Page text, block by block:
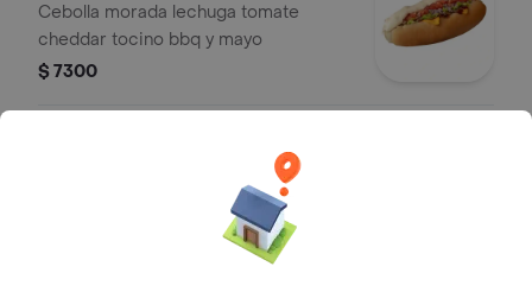
Cebolla morada lechuga tomate
cheddar tocino bbq y mayo
$ 7300
Queso cebolla caramelizada
champiñon pepinillo palta y mayo